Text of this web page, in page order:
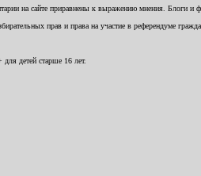
на сайте приравнены к выражению мнения. Блоги и
прав и права на участие в референдуме
детей старше 16 лет.